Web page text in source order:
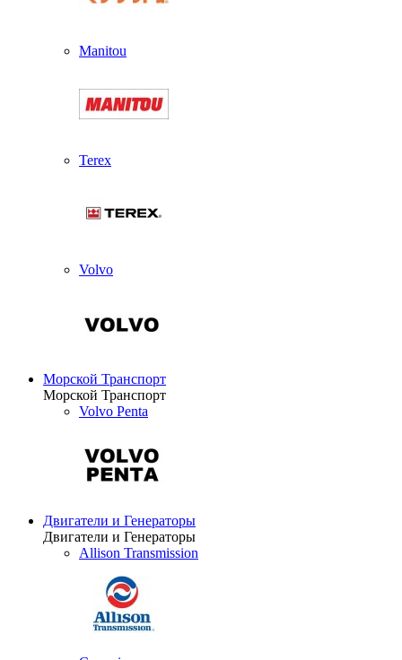
Manitou
Terex
Volvo
Морской Транспорт
Морской Транспорт
Volvo Penta
Двигатели и Генераторы
Двигатели и Генераторы
Allison Transmission